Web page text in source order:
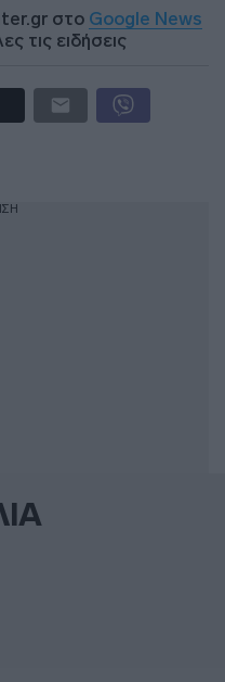
στο Google News
τις ειδήσεις